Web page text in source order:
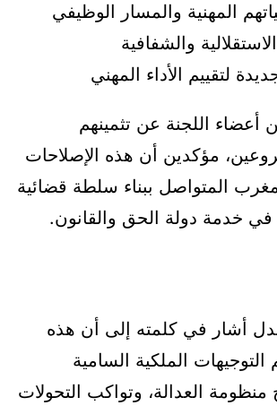
المهنية والمسار الوظيفي
والشفافية
لتقييم الأداء المهني
اللجنة عن تثمينهم
مؤكدين أن هذه الإصلاحات
المتواصل ببناء سلطة قضائية
في خدمة دولة الحق والقانون.
أشار في كلمته إلى أن هذه
التوجيهات الملكية السامية
منظومة العدالة، وتواكب التحولات